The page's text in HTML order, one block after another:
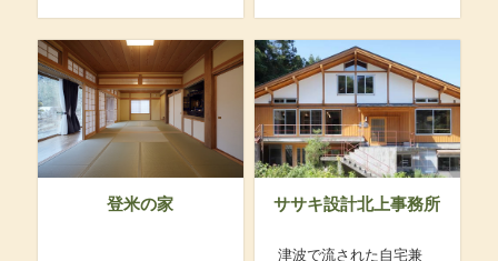
登米の家 ササキ設計北上事務所
津波で流された自宅兼